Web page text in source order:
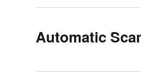
Automatic